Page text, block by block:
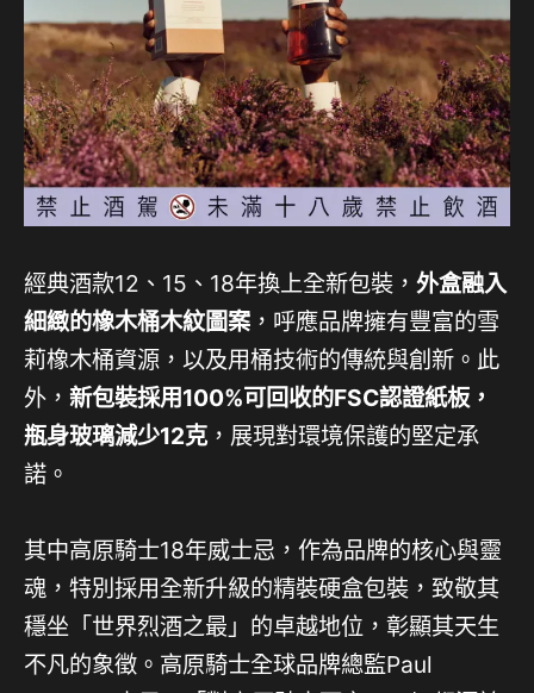
經典酒款12、15、18年換上全新包裝， 外盒融入
細緻的橡木桶木紋圖案 ，呼應品牌擁有豐富的雪
莉橡木桶資源，以及用桶技術的傳統與創新。此
外， 新包裝採用100%可回收的FSC認證紙板，
瓶身玻璃減少12克，展現對環境保護的堅定承
諾。
其中高原騎士18年威士忌，作為品牌的核心與靈
魂，特別採用全新升級的精裝硬盒包裝，致敬其
穩坐「世界烈酒之最」的卓越地位，彰顯其天生
不凡的象徵。高原騎士全球品牌總監Paul